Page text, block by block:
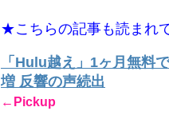
★こちらの記事も読まれ
「Hulu越え」1ヶ月無料
増 反響の声続出
←Pickup